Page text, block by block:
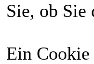
Sie, ob Sie
Ein